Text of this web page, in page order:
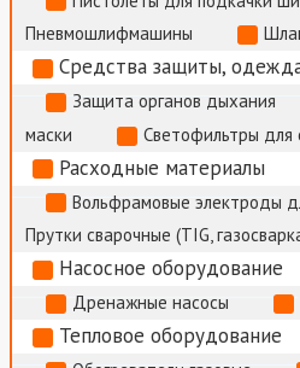
Пневмошлифмашины
Средства защиты,
Защита органов дыхания
маски
Светофильтры для
Расходные материалы
Вольфрамовые электроды
Прутки сварочные (TIG,
Насосное оборудование
Дренажные насосы
Тепловое оборудование